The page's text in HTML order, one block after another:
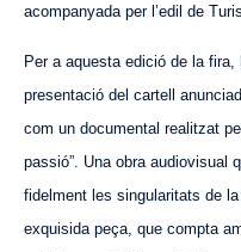
acompanyada per l’edil de
Per a aquestaedició de la fira,
presentació del cartell
com un documental realitzat
passió”. Una obra audiovisual
fidelment les singularitats de
exquisida peça, que compta